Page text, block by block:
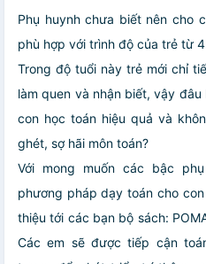
Phụ huynh chưa biết nên cho
phù hợp với trình độ của trẻ từ
Trong độ tuổi này trẻ mới chỉ
làm quen và nhận biết, vậy
con học toán hiệu quả và
ghét, sợ hãi môn toán?
Với mong muốn các bậc
phương pháp dạy toán cho
thiệu tới các bạn bộ sách:
Các em sẽ được tiếp cận